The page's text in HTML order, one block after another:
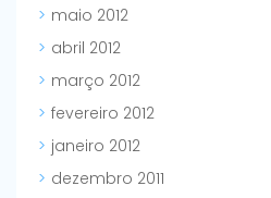
maio 2012
abril 2012
março 2012
fevereiro 2012
janeiro 2012
dezembro 2011